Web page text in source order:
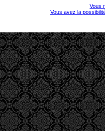
Vous
Vous avez la